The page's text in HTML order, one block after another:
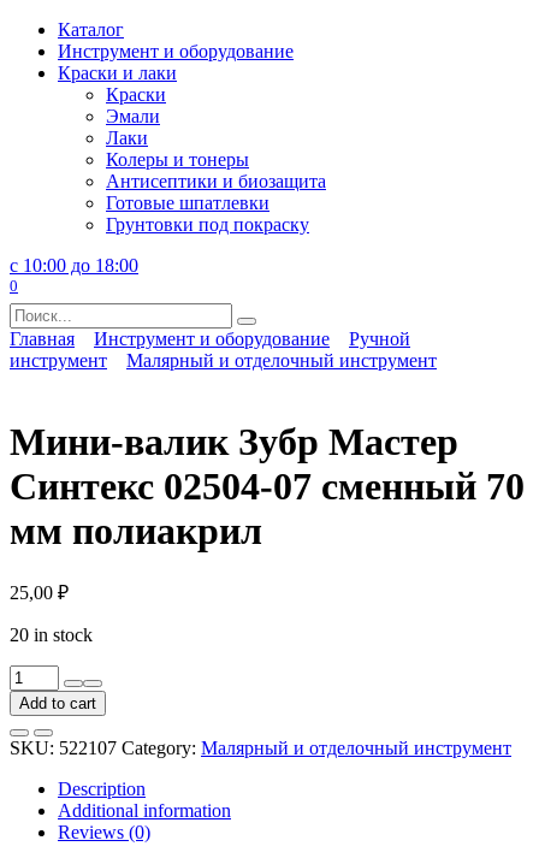
Перейти
содержанию
Каталог
Инструмент и оборудование
Краски и лаки
Краски
Эмали
Лаки
Колеры и тонеры
Антисептики и биозащита
Готовые шпатлевки
Грунтовки под покраску
с 10:00 до 18:00
0
Search
for:
Главная Инструмент и оборудование
Ручной
инструмент
Малярный и отделочный инструмент
Мини-валик Зубр Мастер
Синтекс 02504-07 сменный 70
мм полиакрил
25,00 ₽
20 in stock
Мини-
валик
Зубр
Мастер
Синтекс
02504-
сменный
Add to cart
SKU: 522107 Category: Малярный и отделочный инструмент
Description
Additional information
Reviews (0)